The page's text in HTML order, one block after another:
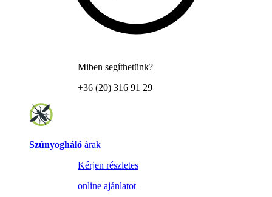
Miben segíthetünk?
+36 (20) 316 91 29
Szúnyogháló árak
Kérjen részletes
online ajánlatot